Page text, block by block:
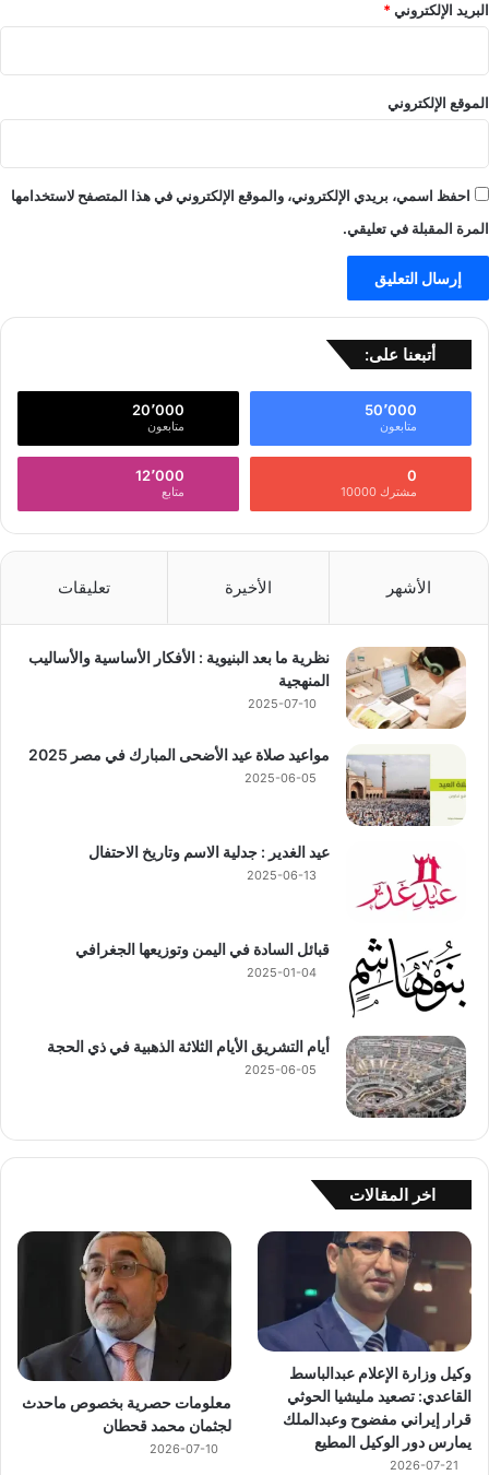
البريد الإلكتروني*
الموقع الإلكتروني
احفظ اسمي، بريدي الإلكتروني، والموقع الإلكتروني في هذا المتصفح لاستخدامها
المرة المقبلة في تعليقي.
أتبعنا على:
50٬000
متابعون
20٬000
متابعون
0
مشترك 10000
12٬000
متابع
الأشهر الأخيرة تعليقات
نظرية ما بعد البنيوية : الأفكار الأساسية والأساليب
المنهجية
2025-07-10
مواعيد صلاة عيد الأضحى المبارك في مصر 2025
2025-06-05
عيد الغدير : جدلية الاسم وتاريخ الاحتفال
2025-06-13
قبائل السادة في اليمن وتوزيعها الجغرافي
2025-01-04
أيام التشريق الأيام الثلاثة الذهبية في ذي الحجة
2025-06-05
اخر المقالات
وكيل وزارة الإعلام عبدالباسط
القاعدي: تصعيد مليشيا الحوثي
قرار إيراني مفضوح وعبدالملك
يمارس دور الوكيل المطيع
2026-07-21
معلومات حصرية بخصوص ماحدث
لجثمان محمد قحطان
2026-07-10